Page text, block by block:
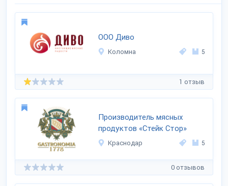
ООО Диво
Коломна 5
1 отзыв
Производитель мясных
продуктов «Стейк Стор»
Краснодар 5
0 отзывов